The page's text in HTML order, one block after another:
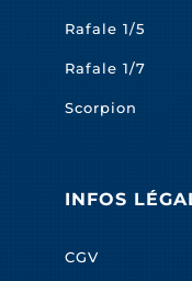
Rafale 1/5
Rafale 1/7
Scorpion
INFOS
CGV